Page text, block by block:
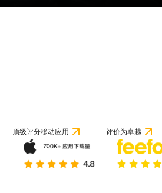
顶级评分移动应用 评价为卓越